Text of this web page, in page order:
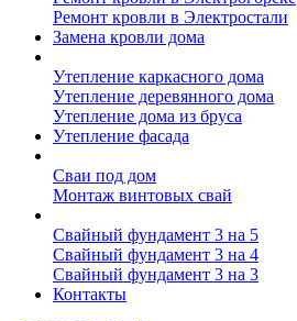
Ремонт кровли в Электростали
Замена кровли дома
Утепление каркасного дома
Утепление деревянного дома
Утепление дома из бруса
Утепление фасада
Сваи под дом
Монтаж винтовых свай
Свайный фундамент 3 на 5
Свайный фундамент 3 на 4
Свайный фундамент 3 на 3
Контакты